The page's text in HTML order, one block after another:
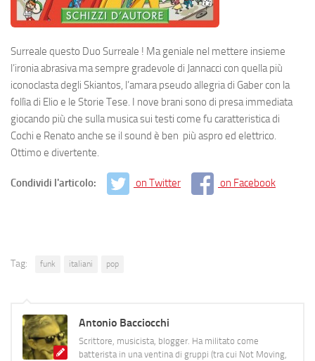
Surreale questo Duo Surreale ! Ma geniale nel mettere insieme
l’ironia abrasiva ma sempre gradevole di Jannacci con quella più
iconoclasta degli Skiantos, l’amara pseudo allegria di Gaber con la
follìa di Elio e le Storie Tese. I nove brani sono di presa immediata
giocando più che sulla musica sui testi come fu caratteristica di
Cochi e Renato anche se il sound è ben più aspro ed elettrico.
Ottimo e divertente.
Condividi l'articolo: on Twitter on Facebook
Tag: funk italiani pop
Antonio Bacciocchi
Scrittore, musicista, blogger. Ha militato come
batterista in una ventina di gruppi (tra cui Not Moving,